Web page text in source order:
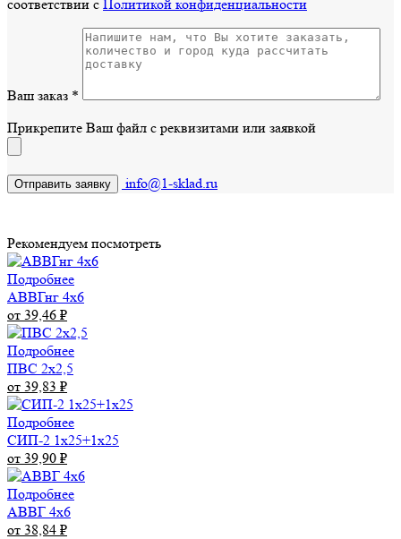
соответствии с Политикой конфиденциальности
Ваш заказ *
Прикрепите Ваш файл с реквизитами или заявкой
info@1-sklad.ru
Рекомендуем посмотреть
Подробнее
АВВГнг 4х6
от 39,46 ₽
Подробнее
ПВС 2х2,5
от 39,83 ₽
Подробнее
СИП-2 1х25+1х25
от 39,90 ₽
Подробнее
АВВГ 4х6
от 38,84 ₽